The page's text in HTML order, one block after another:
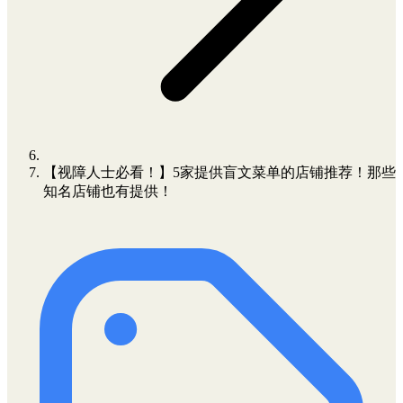
【视障人士必看！】5家提供盲文菜单的店铺推荐！那些
知名店铺也有提供！